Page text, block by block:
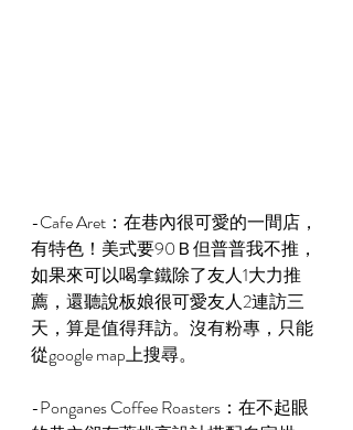
-Cafe Aret：在巷內很可愛的一間店，
有特色！美式要90Ｂ但普普我不推，
如果來可以喝拿鐵除了友人1大力推
薦，還聽說板娘很可愛友人2連訪三
天，算是值得拜訪。沒有粉專，只能
從google map上搜尋。
-Ponganes Coffee Roasters：在不起眼